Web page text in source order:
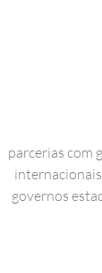
parcerias com
governos